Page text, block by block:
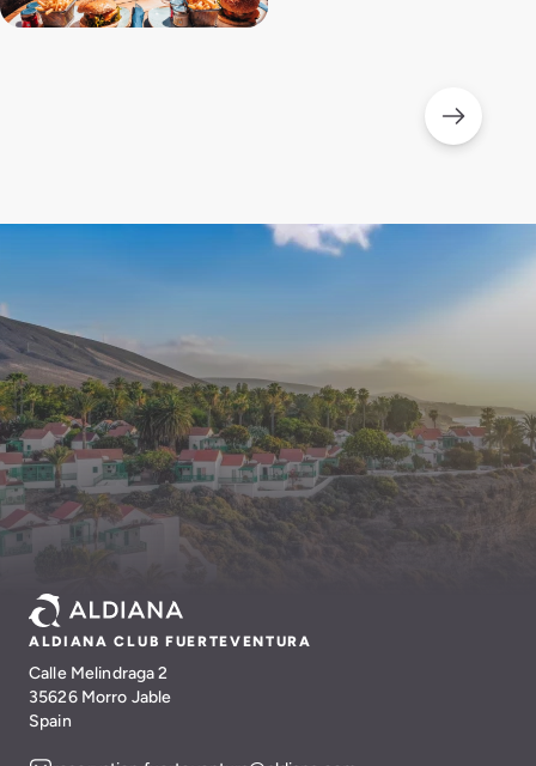
ALDIANA CLUB FUERTEVENTURA
Calle Melindraga 2
35626 Morro Jable
Spain